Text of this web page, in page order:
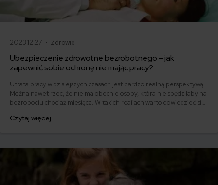
2023.12.27 • Zdrowie
Ubezpieczenie zdrowotne bezrobotnego – jak
zapewnić sobie ochronę nie mając pracy?
Utrata pracy w dzisiejszych czasach jest bardzo realną perspektywą.
Można nawet rzec, że nie ma obecnie osoby, która nie spędziłaby na
bezrobociu chociaż miesiąca. W takich realiach warto dowiedzieć się
wszak nigdy nie wiadomo, kiedy nam się ta wiedza przyda.
Czytaj więcej